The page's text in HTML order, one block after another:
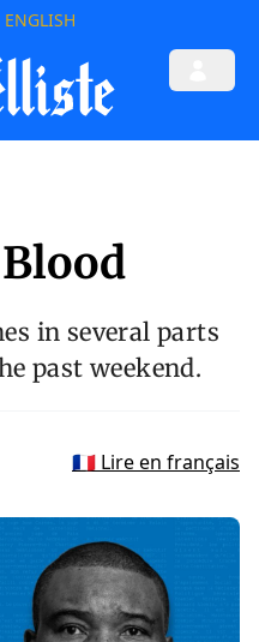
ENGLISH
in several parts
past weekend.
🇫🇷 Lire en français